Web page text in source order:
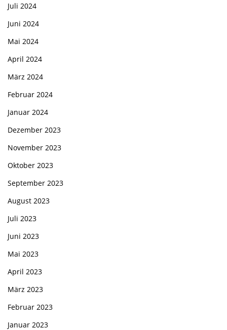
Juli 2024
Juni 2024
Mai 2024
April 2024
März 2024
Februar 2024
Januar 2024
Dezember 2023
November 2023
Oktober 2023
September 2023
August 2023
Juli 2023
Juni 2023
Mai 2023
April 2023
März 2023
Februar 2023
Januar 2023